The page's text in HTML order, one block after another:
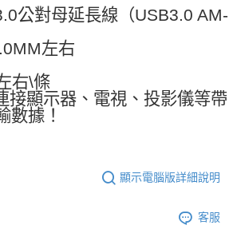
含以上)免運費
公對母延長線（USB3.0 AM-
左右
右\條
接顯示器、電視、投影儀等帶
數據！
顯示電腦版詳細說明
客服